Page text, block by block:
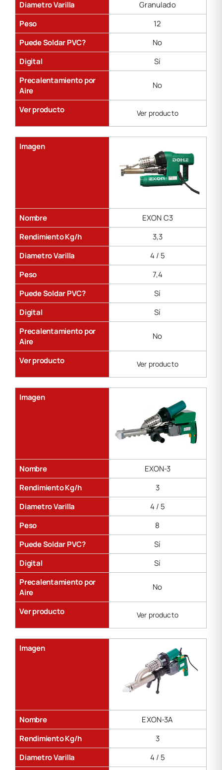
Diametro Varilla
Granulado
Peso
12
Puede Soldar PVC?
No
Digital
Sí
Precalentamiento por
Aire
No
Ver producto Ver producto
Imagen
Nombre
EXON C3
Rendimiento Kg/h
3,3
Diametro Varilla
4 / 5
Peso
7,4
Puede Soldar PVC?
Sí
Digital
Sí
Precalentamiento por
Aire
No
Ver producto Ver producto
Imagen
Nombre
EXON-3
Rendimiento Kg/h
3
Diametro Varilla
4 / 5
Peso
8
Puede Soldar PVC?
Sí
Digital
Sí
Precalentamiento por
Aire
No
Ver producto Ver producto
Imagen
Nombre
EXON-3A
Rendimiento Kg/h
3
Diametro Varilla
4 / 5